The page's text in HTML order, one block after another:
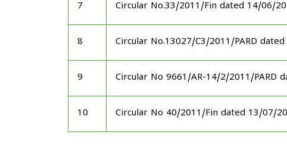
7 Circular No.33/2011/Fin dated 14/06/
8 Circular No.13027/C3/2011/PARD
9 Circular No 9661/AR-14/2/2011/PARD
10 Circular No 40/2011/Fin dated 13/07/